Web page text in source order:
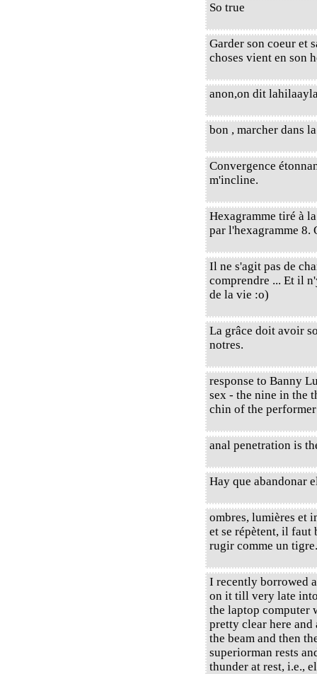
So true
Garder son coeur et
choses vient en son
anon,on dit
bon , marcher dans
Convergence
m'incline.
Hexagramme tiré à
par l'hexagramme 8.
Il ne s'agit pas de
comprendre ... Et il
de la vie :o)
La grâce doit avoir
notres.
response to Banny
sex - the nine in the
chin of the
anal penetration is
Hay que abandonar
ombres, lumières et
et se répètent, il faut
rugir comme un tigre.
I recently borrowed
on it till very late
the laptop computer
pretty clear here
the beam and then
superiorman rests
thunder at rest, i.e.,